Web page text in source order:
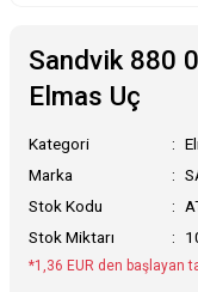
Sandvik 880
Elmas Uç
Kategori
Marka
Stok Kodu
Stok Miktarı
*1,36 EUR den başlayan